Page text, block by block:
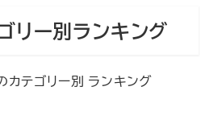
リー別ランキング
テゴリー別 ランキング